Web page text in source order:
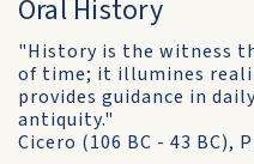
Oral History
"History is the witness
of time; it illumines
provides guidance in
antiquity."
Cicero (106 BC - 43 BC),